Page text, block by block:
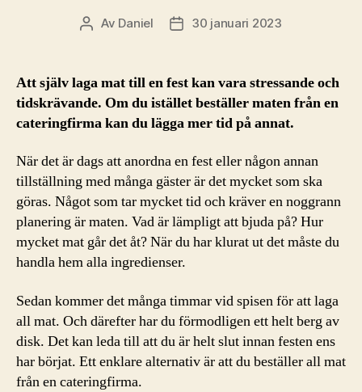
Inläggsförfattare
Av Daniel Inläggsdatum
30 januari 2023
Att själv laga mat till en fest kan vara stressande och
tidskrävande. Om du istället beställer maten från en
cateringfirma kan du lägga mer tid på annat.
När det är dags att anordna en fest eller någon annan
tillställning med många gäster är det mycket som ska
göras. Något som tar mycket tid och kräver en noggrann
planering är maten. Vad är lämpligt att bjuda på? Hur
mycket mat går det åt? När du har klurat ut det måste du
handla hem alla ingredienser.
Sedan kommer det många timmar vid spisen för att laga
all mat. Och därefter har du förmodligen ett helt berg av
disk. Det kan leda till att du är helt slut innan festen ens
har börjat. Ett enklare alternativ är att du beställer all mat
från en cateringfirma.